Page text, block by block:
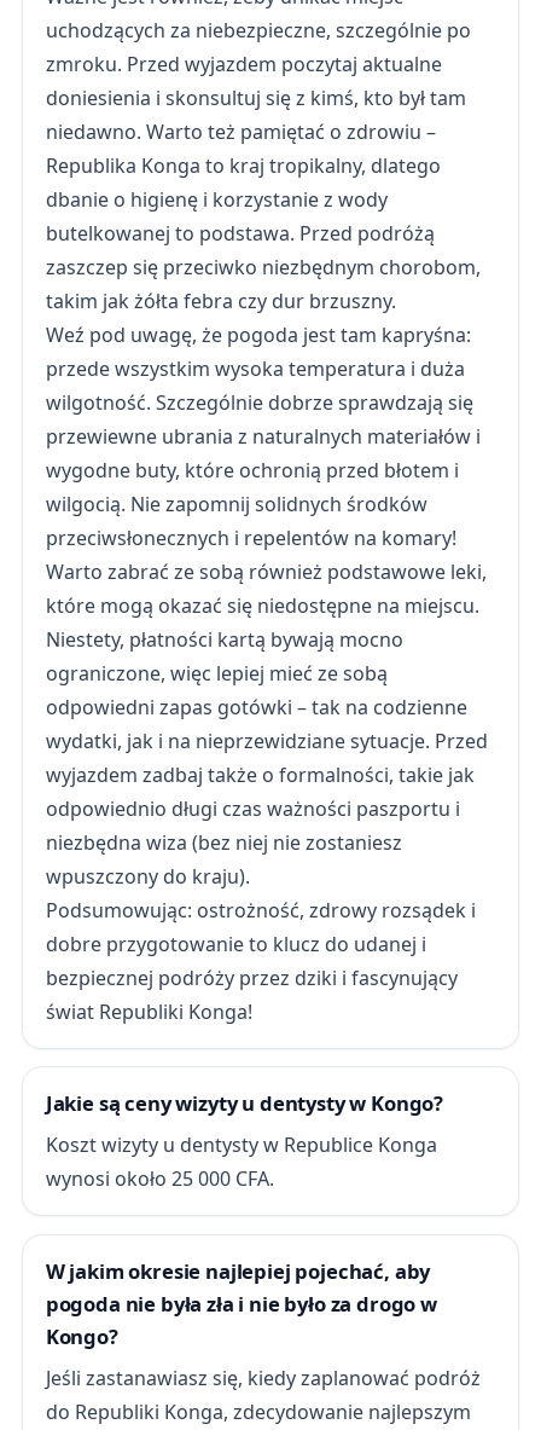
uchodzących za niebezpieczne, szczególnie po
zmroku. Przed wyjazdem poczytaj aktualne
doniesienia i skonsultuj się z kimś, kto był tam
niedawno. Warto też pamiętać o zdrowiu –
Republika Konga to kraj tropikalny, dlatego
dbanie o higienę i korzystanie z wody
butelkowanej to podstawa. Przed podróżą
zaszczep się przeciwko niezbędnym chorobom,
takim jak żółta febra czy dur brzuszny.
Weź pod uwagę, że pogoda jest tam kapryśna:
przede wszystkim wysoka temperatura i duża
wilgotność. Szczególnie dobrze sprawdzają się
przewiewne ubrania z naturalnych materiałów i
wygodne buty, które ochronią przed błotem i
wilgocią. Nie zapomnij solidnych środków
przeciwsłonecznych i repelentów na komary!
Warto zabrać ze sobą również podstawowe leki,
które mogą okazać się niedostępne na miejscu.
Niestety, płatności kartą bywają mocno
ograniczone, więc lepiej mieć ze sobą
odpowiedni zapas gotówki – tak na codzienne
wydatki, jak i na nieprzewidziane sytuacje. Przed
wyjazdem zadbaj także o formalności, takie jak
odpowiednio długi czas ważności paszportu i
niezbędna wiza (bez niej nie zostaniesz
wpuszczony do kraju).
Podsumowując: ostrożność, zdrowy rozsądek i
dobre przygotowanie to klucz do udanej i
bezpiecznej podróży przez dziki i fascynujący
świat Republiki Konga!
Jakie są ceny wizyty u dentysty w Kongo?
Koszt wizyty u dentysty w Republice Konga
wynosi około 25 000 CFA.
W jakim okresie najlepiej pojechać, aby
pogoda nie była zła i nie było za drogo w
Kongo?
Jeśli zastanawiasz się, kiedy zaplanować podróż
do Republiki Konga, zdecydowanie najlepszym